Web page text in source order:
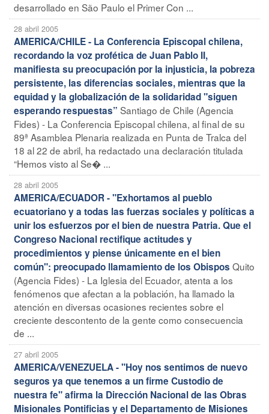
desarrollado en São Paulo el Primer Con ...
28 abril 2005
AMERICA/CHILE - La Conferencia Episcopal chilena,
recordando la voz profética de Juan Pablo II,
manifiesta su preocupación por la injusticia, la pobreza
persistente, las diferencias sociales, mientras que la
equidad y la globalización de la solidaridad "siguen
esperando respuestas” Santiago de Chile (Agencia
Fides) - La Conferencia Episcopal chilena, al final de su
89ª Asamblea Plenaria realizada en Punta de Tralca del
18 al 22 de abril, ha redactado una declaración titulada
“Hemos visto al Se� ...
28 abril 2005
AMERICA/ECUADOR - "Exhortamos al pueblo
ecuatoriano y a todas las fuerzas sociales y políticas a
unir los esfuerzos por el bien de nuestra Patria. Que el
Congreso Nacional rectifique actitudes y
procedimientos y piense únicamente en el bien
común": preocupado llamamiento de los Obispos Quito
(Agencia Fides) - La Iglesia del Ecuador, atenta a los
fenómenos que afectan a la población, ha llamado la
atención en diversas ocasiones recientes sobre el
creciente descontento de la gente como consecuencia
de ...
27 abril 2005
AMERICA/VENEZUELA - "Hoy nos sentimos de nuevo
seguros ya que tenemos a un firme Custodio de
nuestra fe" afirma la Dirección Nacional de las Obras
Misionales Pontificias y el Departamento de Misiones